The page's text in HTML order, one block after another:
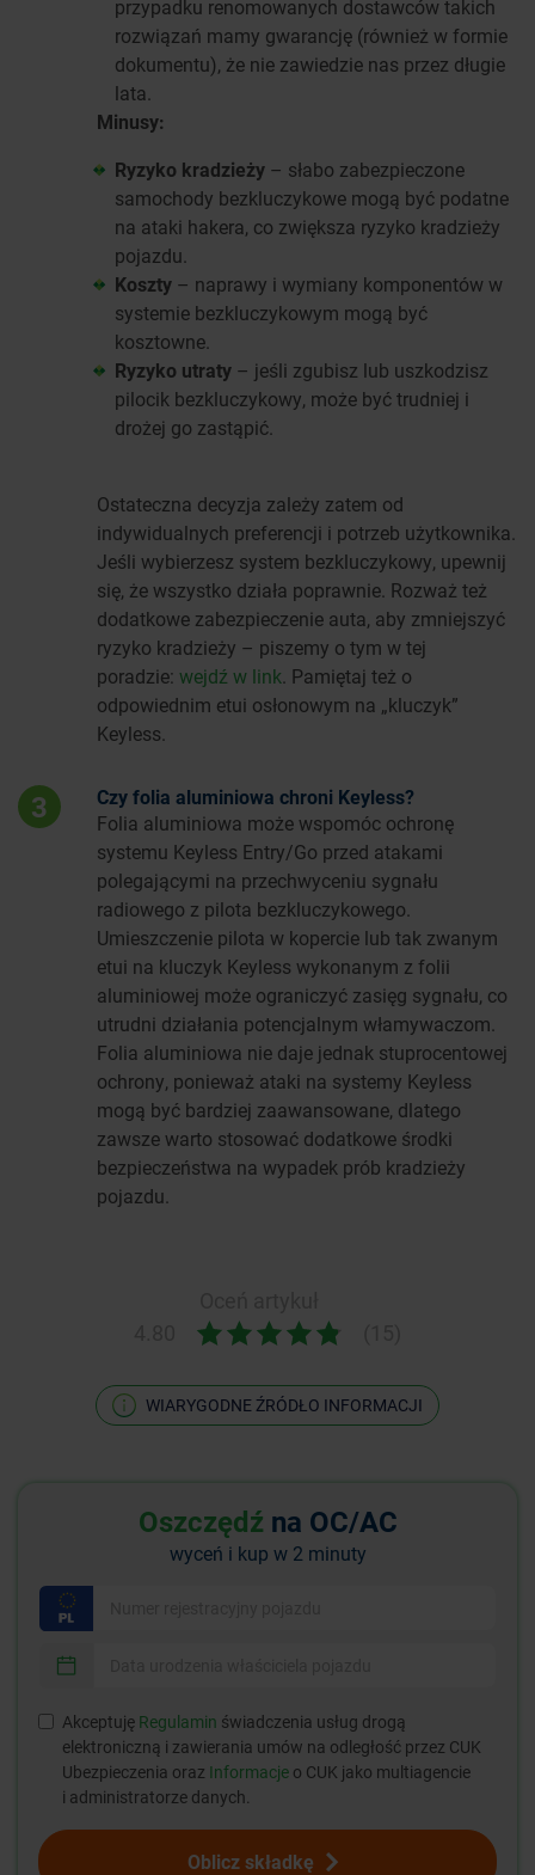
przypadku renomowanych dostawców takich
rozwiązań mamy gwarancję (również w formie
dokumentu), że nie zawiedzie nas przez długie
lata.
Minusy:
Ryzyko kradzieży – słabo zabezpieczone
samochody bezkluczykowe mogą być podatne
na ataki hakera, co zwiększa ryzyko kradzieży
pojazdu.
Koszty – naprawy i wymiany komponentów w
systemie bezkluczykowym mogą być
kosztowne.
Ryzyko utraty – jeśli zgubisz lub uszkodzisz
pilocik bezkluczykowy, może być trudniej i
drożej go zastąpić.
Ostateczna decyzja zależy zatem od
indywidualnych preferencji i potrzeb użytkownika.
Jeśli wybierzesz system bezkluczykowy, upewnij
się, że wszystko działa poprawnie. Rozważ też
dodatkowe zabezpieczenie auta, aby zmniejszyć
ryzyko kradzieży – piszemy o tym w tej
poradzie: wejdź w link. Pamiętaj też o
odpowiednim etui osłonowym na „kluczyk”
Keyless.
3
Czy folia aluminiowa chroni Keyless?
Folia aluminiowa może wspomóc ochronę
systemu Keyless Entry/Go przed atakami
polegającymi na przechwyceniu sygnału
radiowego z pilota bezkluczykowego.
Umieszczenie pilota w kopercie lub tak zwanym
etui na kluczyk Keyless wykonanym z folii
aluminiowej może ograniczyć zasięg sygnału, co
utrudni działania potencjalnym włamywaczom.
Folia aluminiowa nie daje jednak stuprocentowej
ochrony, ponieważ ataki na systemy Keyless
mogą być bardziej zaawansowane, dlatego
zawsze warto stosować dodatkowe środki
bezpieczeństwa na wypadek prób kradzieży
pojazdu.
WIARYGODNE ŹRÓDŁO INFORMACJI
Oszczędź na OC/AC
wyceń i kup w 2 minuty
Akceptuję Regulamin świadczenia usług drogą
elektroniczną i zawierania umów na odległość przez CUK
Ubezpieczenia oraz Informacje o CUK jako multiagencie
i administratorze danych.
Oblicz składkę